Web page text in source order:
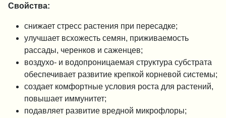
Свойства:
снижает стресс растения при пересадке;
улучшает всхожесть семян, приживаемость
рассады, черенков и саженцев;
воздухо- и водопроницаемая структура субстрата
обеспечивает развитие крепкой корневой системы;
создает комфортные условия роста для растений,
повышает иммунитет;
подавляет развитие вредной микрофлоры;